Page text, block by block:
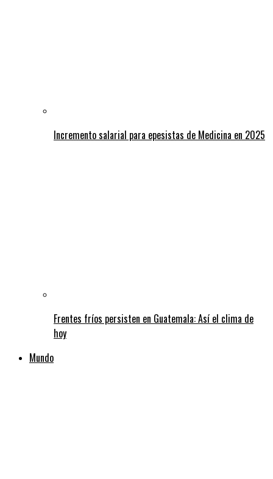
Incremento salarial para epesistas de Medicina en 2025
Frentes fríos persisten en Guatemala: Así el clima de
hoy
Mundo